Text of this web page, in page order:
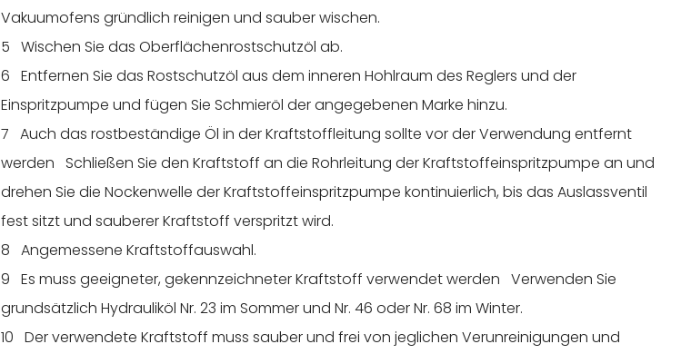
Vakuumofens gründlich reinigen und sauber wischen.
5 Wischen Sie das Oberflächenrostschutzöl ab.
6 Entfernen Sie das Rostschutzöl aus dem inneren Hohlraum des Reglers und der
Einspritzpumpe und fügen Sie Schmieröl der angegebenen Marke hinzu.
7 Auch das rostbeständige Öl in der Kraftstoffleitung sollte vor der Verwendung entfernt
werden Schließen Sie den Kraftstoff an die Rohrleitung der Kraftstoffeinspritzpumpe an und
drehen Sie die Nockenwelle der Kraftstoffeinspritzpumpe kontinuierlich, bis das Auslassventil
fest sitzt und sauberer Kraftstoff verspritzt wird.
8 Angemessene Kraftstoffauswahl.
9 Es muss geeigneter, gekennzeichneter Kraftstoff verwendet werden Verwenden Sie
grundsätzlich Hydrauliköl Nr. 23 im Sommer und Nr. 46 oder Nr. 68 im Winter.
10 Der verwendete Kraftstoff muss sauber und frei von jeglichen Verunreinigungen und